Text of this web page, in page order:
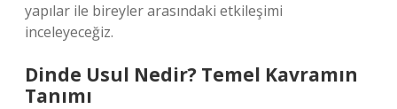
yapılar ile bireyler arasındaki etkileşimi
inceleyeceğiz.
Dinde Usul Nedir? Temel Kavramın
Tanımı